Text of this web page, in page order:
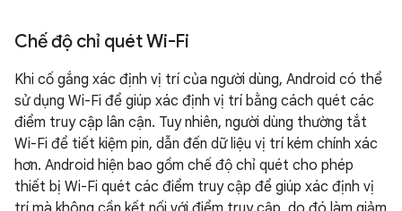
Chế độ chỉ quét Wi-Fi
Khi cố gắng xác định vị trí của người dùng, Android có thể
sử dụng Wi-Fi để giúp xác định vị trí bằng cách quét các
điểm truy cập lân cận. Tuy nhiên, người dùng thường tắt
Wi-Fi để tiết kiệm pin, dẫn đến dữ liệu vị trí kém chính xác
hơn. Android hiện bao gồm chế độ chỉ quét cho phép
thiết bị Wi-Fi quét các điểm truy cập để giúp xác định vị